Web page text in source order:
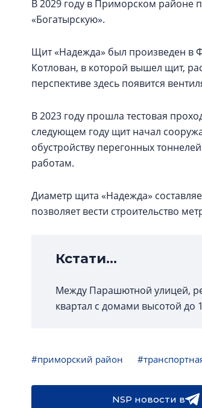
В 2029 году в Приморском районе
«Богатырскую».
Щит «Надежда» был произведен в
Котлован, в которой вышел щит,
перспективе здесь появится
В 2023 году прошла тестовая
следующем году щит начал
обустройству перегонных
работам.
Диаметр щита «Надежда»
позволяет вести строительство
Кстати...
Между Парашютной улицей,
квартал с домами высотой до
#приморский район
NSP новости в